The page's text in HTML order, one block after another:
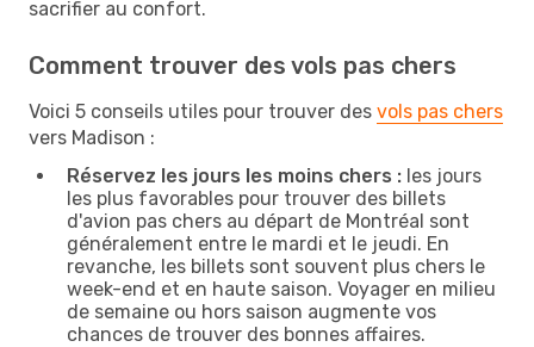
sacrifier au confort.
Comment trouver des vols pas chers
Voici 5 conseils utiles pour trouver des vols pas chers
vers Madison :
Réservez les jours les moins chers : les jours
les plus favorables pour trouver des billets
d'avion pas chers au départ de Montréal sont
généralement entre le mardi et le jeudi. En
revanche, les billets sont souvent plus chers le
week-end et en haute saison. Voyager en milieu
de semaine ou hors saison augmente vos
chances de trouver des bonnes affaires.